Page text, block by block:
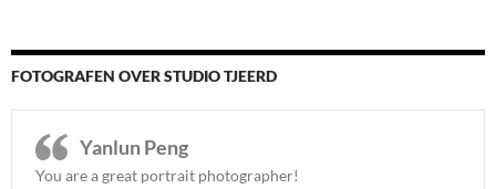
FOTOGRAFEN OVER STUDIO TJEERD
Yanlun Peng
You are a great portrait photographer!